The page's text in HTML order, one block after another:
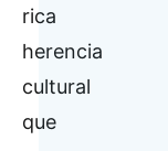
rica
herencia
cultural
que